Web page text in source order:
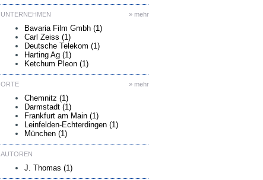
» mehr
UNTERNEHMEN
Bavaria Film Gmbh (1)
Carl Zeiss (1)
Deutsche Telekom (1)
Harting Ag (1)
Ketchum Pleon (1)
» mehr
ORTE
Chemnitz (1)
Darmstadt (1)
Frankfurt am Main (1)
Leinfelden-Echterdingen (1)
München (1)
AUTOREN
J. Thomas (1)